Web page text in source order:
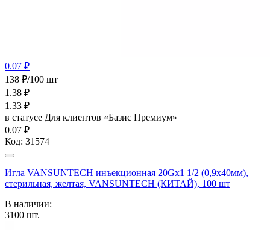
0.07 ₽
138 ₽/100 шт
1.38 ₽
1.33 ₽
в статусе Для клиентов «Базис Премиум»
0.07 ₽
Код: 31574
Игла VANSUNTECH инъекционная 20Gх1 1/2 (0,9х40мм),
стерильная, желтая, VANSUNTECH (КИТАЙ), 100 шт
В наличии:
3100 шт.